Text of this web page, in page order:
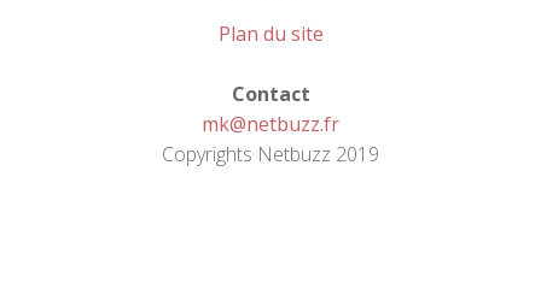
Plan du site
Contact
mk@netbuzz.fr
Copyrights Netbuzz 2019